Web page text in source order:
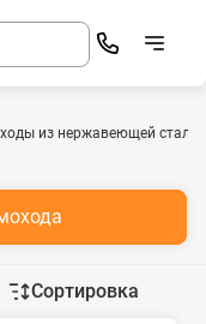
из нержавеющей стали
Сортировка